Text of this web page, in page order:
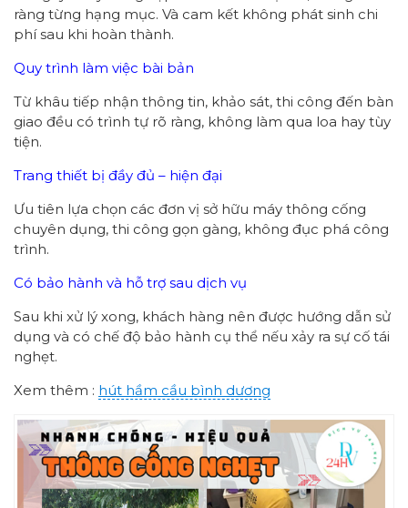
ràng từng hạng mục. Và cam kết không phát sinh chi
phí sau khi hoàn thành.
Quy trình làm việc bài bản
Từ khâu tiếp nhận thông tin, khảo sát, thi công đến bàn
giao đều có trình tự rõ ràng, không làm qua loa hay tùy
tiện.
Trang thiết bị đầy đủ – hiện đại
Ưu tiên lựa chọn các đơn vị sở hữu máy thông cống
chuyên dụng, thi công gọn gàng, không đục phá công
trình.
Có bảo hành và hỗ trợ sau dịch vụ
Sau khi xử lý xong, khách hàng nên được hướng dẫn sử
dụng và có chế độ bảo hành cụ thể nếu xảy ra sự cố tái
nghẹt.
Xem thêm : hút hầm cầu bình dương